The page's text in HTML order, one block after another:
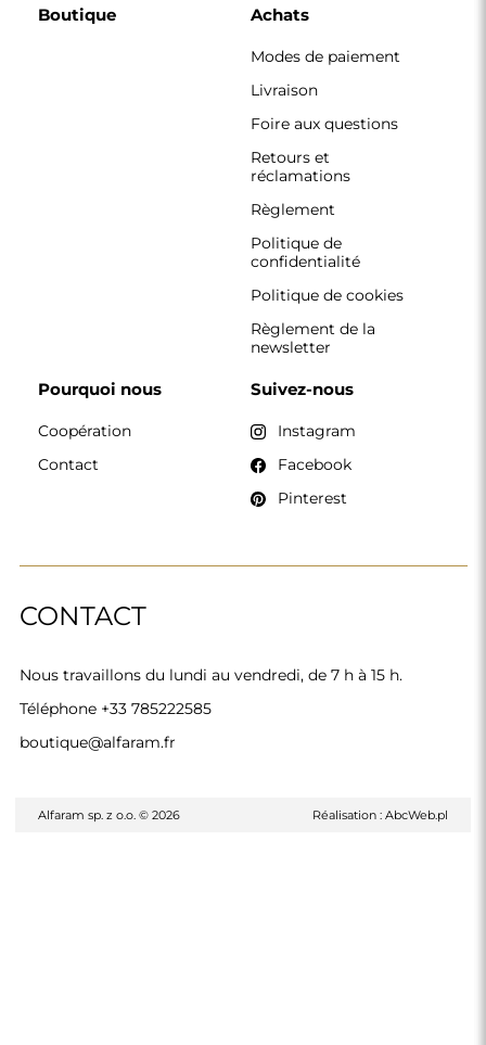
CONTACT
Nous travaillons du lundi au vendredi, de 7 h à 15 h.
Téléphone +33 785222585
boutique@alfaram.fr
Boutique Achats
Modes de paiement
Livraison
Foire aux questions
Retours et
réclamations
Règlement
Politique de
confidentialité
Politique de cookies
Règlement de la
newsletter
Pourquoi nous
Coopération
Contact
Suivez-nous
Instagram
Facebook
Pinterest
Alfaram sp. z o.o. © 2026 Réalisation : AbcWeb.pl